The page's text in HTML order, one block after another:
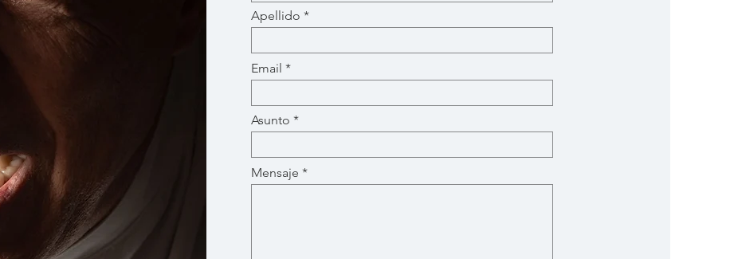
Apellido
Email
Asunto
Mensaje